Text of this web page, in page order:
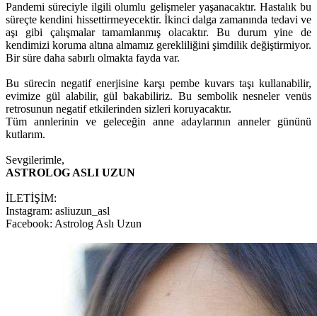
Pandemi süreciyle ilgili olumlu gelişmeler yaşanacaktır. Hastalık bu
süreçte kendini hissettirmeyecektir. İkinci dalga zamanında tedavi ve
aşı gibi çalışmalar tamamlanmış olacaktır. Bu durum yine de
kendimizi koruma altına almamız gerekliliğini şimdilik değiştirmiyor.
Bir süre daha sabırlı olmakta fayda var.
Bu sürecin negatif enerjisine karşı pembe kuvars taşı kullanabilir,
evimize gül alabilir, gül bakabiliriz. Bu sembolik nesneler venüs
retrosunun negatif etkilerinden sizleri koruyacaktır.
Tüm annlerinin ve geleceğin anne adaylarının anneler gününü
kutlarım.
Sevgilerimle,
ASTROLOG ASLI UZUN
İLETİŞİM:
Instagram: asliuzun_asl
Facebook: Astrolog Aslı Uzun